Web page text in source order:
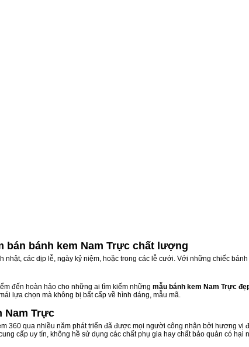
bán bánh kem Nam Trực chất lượng
nhật, các dịp lễ, ngày kỷ niệm, hoặc trong các lễ cưới. Với những chiếc
đến hoàn hảo cho những ai tìm kiếm những mẫu bánh kem Nam Trực
lựa chọn mà không bị bất cấp về hình dáng, mẫu mã.
Nam Trực
360 qua nhiều năm phát triển đã được mọi người công nhận bởi hương
cấp uy tín, không hề sử dụng các chất phụ gia hay chất bảo quản có hại